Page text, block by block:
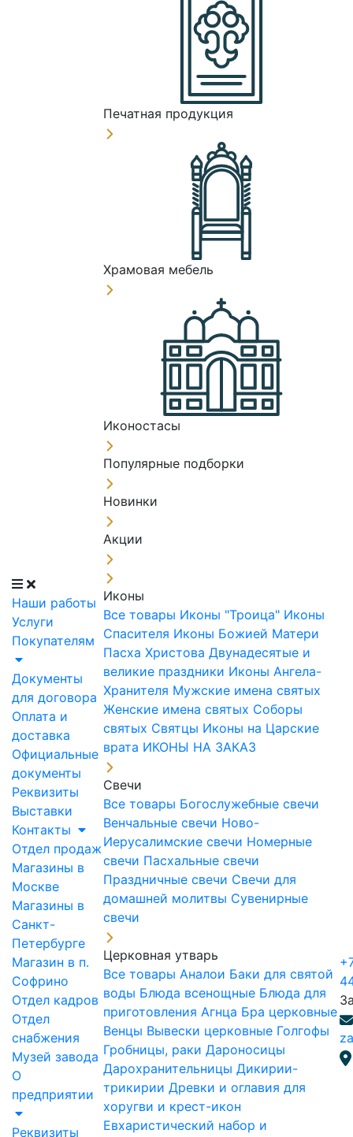
Наши работы
Услуги
Покупателям
Документы
для договора
Оплата и
доставка
Официальные
документы
Реквизиты
Выставки
Контакты
Отдел продаж
Магазины в
Москве
Магазины в
Санкт-
Петербурге
Магазин в п.
Софрино
Отдел кадров
Отдел
снабжения
Музей завода
О
предприятии
Реквизиты
Печатная продукция
Храмовая мебель
Иконостасы
Популярные подборки
Новинки
Акции
Иконы
Все товары Иконы "Троица" Иконы
Спасителя Иконы Божией Матери
Пасха Христова Двунадесятые и
великие праздники Иконы Ангела-
Хранителя Мужские имена святых
Женские имена святых Соборы
святых Святцы Иконы на Царские
врата ИКОНЫ НА ЗАКАЗ
Свечи
Все товары Богослужебные свечи
Венчальные свечи Ново-
Иерусалимские свечи Номерные
свечи Пасхальные свечи
Праздничные свечи Свечи для
домашней молитвы Сувенирные
свечи
Церковная утварь
Все товары Аналои Баки для святой
воды Блюда всенощные Блюда для
приготовления Агнца Бра церковные
Венцы Вывески церковные Голгофы
Гробницы, раки Дароносицы
Дарохранительницы Дикирии-
трикирии Древки и оглавия для
хоругви и крест-икон
Евхаристический набор и